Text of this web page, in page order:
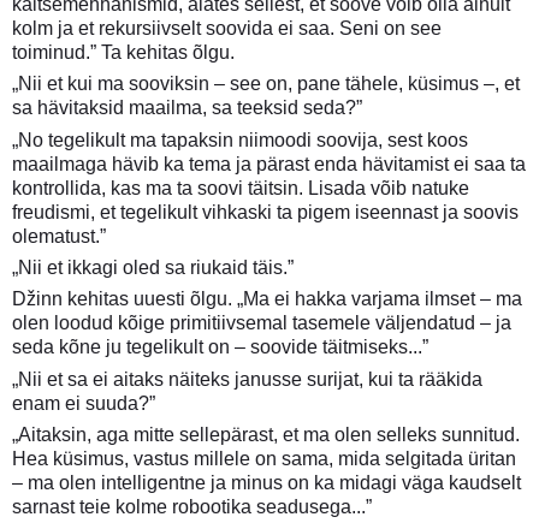
kolm ja et rekursiivselt soovida ei saa. Seni on see
toiminud.” Ta kehitas õlgu.
„Nii et kui ma sooviksin – see on, pane tähele, küsimus –, et
sa hävitaksid maailma, sa teeksid seda?”
„No tegelikult ma tapaksin niimoodi soovija, sest koos
maailmaga hävib ka tema ja pärast enda hävitamist ei saa ta
kontrollida, kas ma ta soovi täitsin. Lisada võib natuke
freudismi, et tegelikult vihkaski ta pigem iseennast ja soovis
olematust.”
„Nii et ikkagi oled sa riukaid täis.”
Džinn kehitas uuesti õlgu. „Ma ei hakka varjama ilmset – ma
olen loodud kõige primitiivsemal tasemele väljendatud – ja
seda kõne ju tegelikult on – soovide täitmiseks...”
„Nii et sa ei aitaks näiteks janusse surijat, kui ta rääkida
enam ei suuda?”
„Aitaksin, aga mitte sellepärast, et ma olen selleks sunnitud.
Hea küsimus, vastus millele on sama, mida selgitada üritan
– ma olen intelligentne ja minus on ka midagi väga kaudselt
sarnast teie kolme robootika seadusega...”